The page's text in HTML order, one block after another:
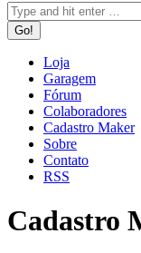
Loja
Garagem
Fórum
Colaboradores
Cadastro Maker
Sobre
Contato
RSS
Cadastro